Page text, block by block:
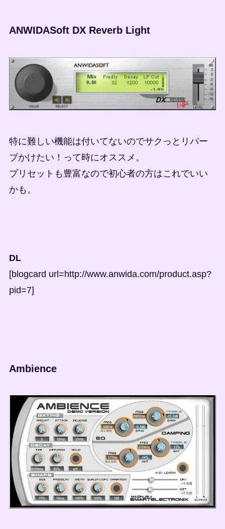
ANWIDASoft DX Reverb Light
特に難しい機能は付いてないのでサクっとリバー
ブかけたい！って時にオススメ。
プリセットも豊富なので初心者の方はこれでいい
かも。
DL
[blogcard url=http://www.anwida.com/product.asp?
pid=7]
Ambience